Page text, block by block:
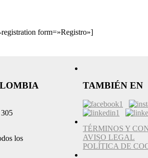
registration form=»Registro»]
los
TAMBIÉN EN
TÉRMINOS Y
AVISO LEGAL
POLÍTICA DE